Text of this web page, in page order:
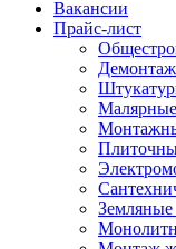
Вакансии
Прайс-лист
Земляные